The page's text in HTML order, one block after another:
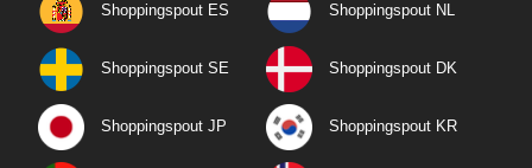
Shoppingspout ES Shoppingspout NL
Shoppingspout SE Shoppingspout DK
Shoppingspout JP Shoppingspout KR